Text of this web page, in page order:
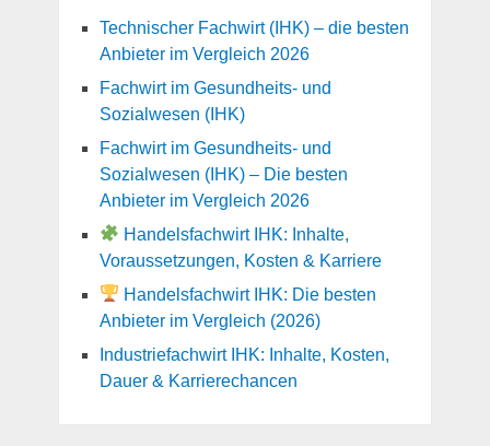
Technischer Fachwirt (IHK) – die besten
Anbieter im Vergleich 2026
Fachwirt im Gesundheits- und
Sozialwesen (IHK)
Fachwirt im Gesundheits- und
Sozialwesen (IHK) – Die besten
Anbieter im Vergleich 2026
Handelsfachwirt IHK: Inhalte,
Voraussetzungen, Kosten & Karriere
Handelsfachwirt IHK: Die besten
Anbieter im Vergleich (2026)
Industriefachwirt IHK: Inhalte, Kosten,
Dauer & Karrierechancen